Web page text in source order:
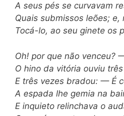
A seus pés se curvavam
Quais submissos leões; e,
Tocá-lo, ao seu ginete os
Oh! por que não venceu?
O hino da vitória ouviu
E três vezes bradou: — É
A espada lhe gemia na
E inquieto relinchava o